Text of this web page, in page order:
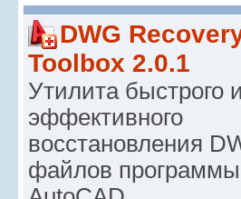
DWG
Toolbox 2.0.1
Утилита быстрого и
эффективного
восстановления
файлов программы